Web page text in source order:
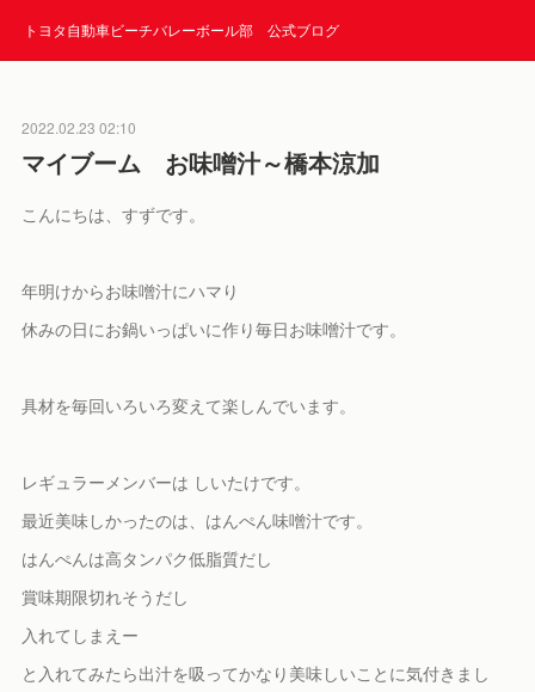
トヨタ自動車ビーチバレーボール部 公式ブログ
2022.02.23 02:10
マイブーム お味噌汁～橋本涼加
こんにちは、すずです。
年明けからお味噌汁にハマり
休みの日にお鍋いっぱいに作り毎日お味噌汁です。
具材を毎回いろいろ変えて楽しんでいます。
レギュラーメンバーは しいたけです。
最近美味しかったのは、はんぺん味噌汁です。
はんぺんは高タンパク低脂質だし
賞味期限切れそうだし
入れてしまえー
と入れてみたら出汁を吸ってかなり美味しいことに気付きまし